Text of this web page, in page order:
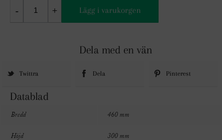
Lägg i varukorgen
Dela med en vän
Twittra Dela Pinterest
Datablad
Bredd 460 mm
Höjd 300 mm